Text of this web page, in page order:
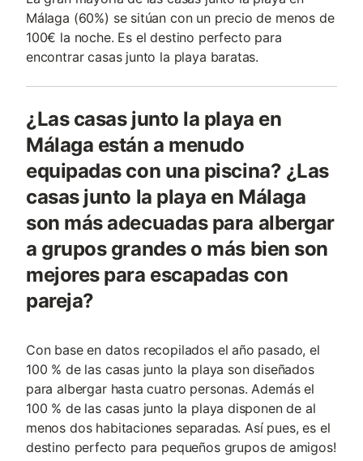
Málaga (60%) se sitúan con un precio de menos de
100€ la noche. Es el destino perfecto para
encontrar casas junto la playa baratas.
¿Las casas junto la playa en
Málaga están a menudo
equipadas con una piscina? ¿Las
casas junto la playa en Málaga
son más adecuadas para albergar
a grupos grandes o más bien son
mejores para escapadas con
pareja?
Con base en datos recopilados el año pasado, el
100 % de las casas junto la playa son diseñados
para albergar hasta cuatro personas. Además el
100 % de las casas junto la playa disponen de al
menos dos habitaciones separadas. Así pues, es el
destino perfecto para pequeños grupos de amigos!